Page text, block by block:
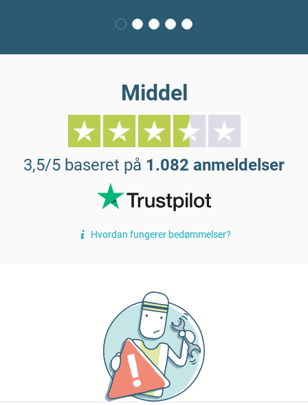
Middel
3,5/5 baseret på 1.082 anmeldelser
Hvordan fungerer bedømmelser?